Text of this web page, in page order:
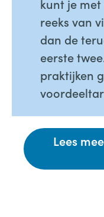
kunt je
reeks van
dan de
eerste
praktijken
Lees